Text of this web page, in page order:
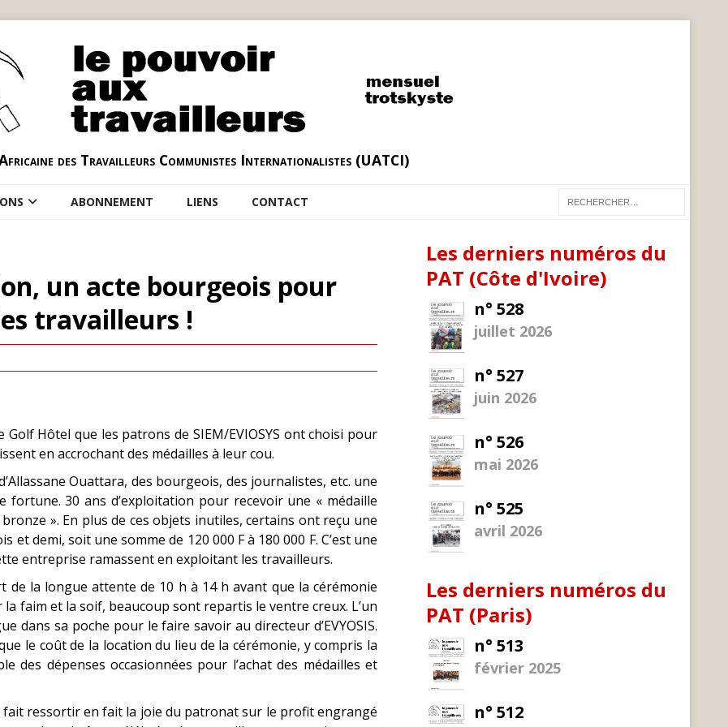
des Travailleurs Communistes Internationalistes (UATCI)
ABONNEMENT LIENS CONTACT
un acte bourgeois pour
travailleurs !
Golf Hôtel que les patrons de SIEM/EVIOSYS ont choisi pour
en accrochant des médailles à leur cou.
Ouattara, des bourgeois, des journalistes, etc. une
30 ans d’exploitation pour recevoir une « médaille
». En plus de ces objets inutiles, certains ont reçu une
et demi, soit une somme de 120 000 F à 180 000 F. C’est une
entreprise ramassent en exploitant les travailleurs.
la longue attente de 10 h à 14 h avant que la cérémonie
faim et la soif, beaucoup sont repartis le ventre creux. L’un
dans sa poche pour le faire savoir au directeur d’EVYOSIS.
le coût de la location du lieu de la cérémonie, y compris la
des dépenses occasionnées pour l’achat des médailles et
fait ressortir en fait la joie du patronat sur le profit engrangé
Les derniers numéros du
PAT (Côte d'Ivoire)
n° 528
juillet 2026
n° 527
juin 2026
n° 526
mai 2026
n° 525
avril 2026
Les derniers numéros du
PAT (Paris)
n° 513
février 2025
n° 512